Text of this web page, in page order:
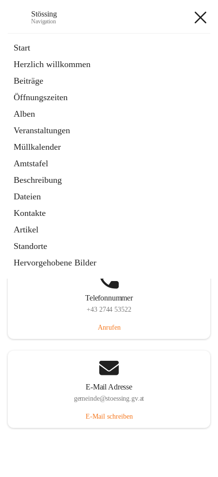
Stössing
Navigation
Start
Herzlich willkommen
Beiträge
Öffnungszeiten
Alben
Veranstaltungen
Müllkalender
Amtstafel
Beschreibung
Dateien
Kontakte
Artikel
Standorte
Hervorgehobene Bilder
Datei
in
Tab
Kindergarten
öffnet
in
neuem
Tab
Telefonnummer
+43 2744 53522
Anrufen
E-Mail Adresse
gemeinde@stoessing.gv.at
E-Mail schreiben